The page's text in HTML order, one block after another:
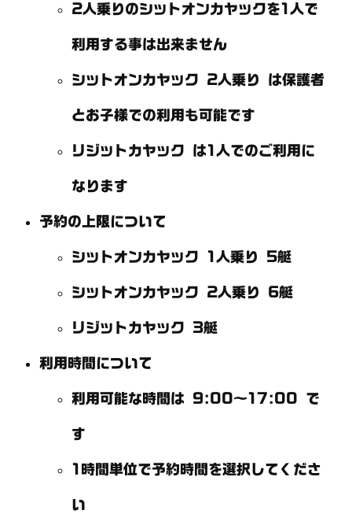
2人乗りのシットオンカヤックを1人で
利用する事は出来ません
シットオンカヤック 2人乗り は保護者
とお子様での利用も可能です
リジットカヤック は1人でのご利用に
なります
予約の上限について
シットオンカヤック 1人乗り 5艇
シットオンカヤック 2人乗り 6艇
リジットカヤック 3艇
利用時間について
利用可能な時間は 9:00～17:00 で
す
1時間単位で予約時間を選択してくださ
い